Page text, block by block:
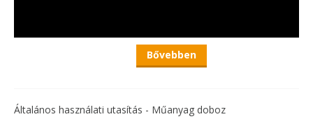
Bővebben
Általános használati utasítás - Műanyag doboz